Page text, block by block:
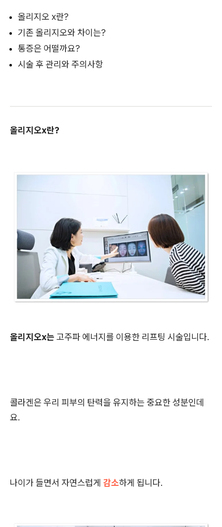
올리지오 x란?
기존 올리지오와 차이는?
통증은 어떨까요?
시술 후 관리와 주의사항
올리지오x란?
올리지오x는 고주파 에너지를 이용한 리프팅 시술입니다.
콜라겐은 우리 피부의 탄력을 유지하는 중요한 성분인데
요.
나이가 들면서 자연스럽게 감소하게 됩니다.